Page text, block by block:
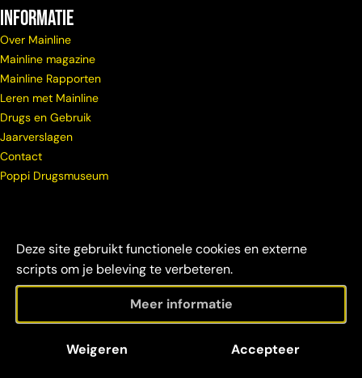
Deze site gebruikt functionele cookies en externe
scripts om je beleving te verbeteren.
Meer informatie
Weigeren Accepteer
Informatie
Over Mainline
Mainline magazine
Mainline Rapporten
Leren met Mainline
Drugs en Gebruik
Jaarverslagen
Contact
Poppi Drugsmuseum
Mainline 2026
verantwoordelijkheid
credits